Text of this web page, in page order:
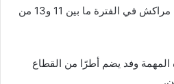
عمل الأطفال، المنعقد بمدينة مراكش في الفترة ما بين 11 و13 من
وفد يضم أطرًا من القطاع